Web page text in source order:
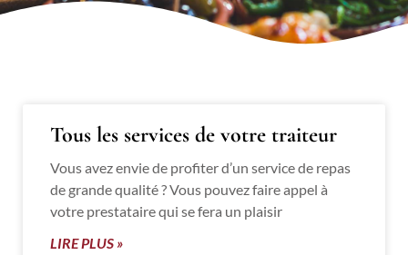
Tous les services de votre traiteur
Vous avez envie de profiter d’un service de repas
de grande qualité ? Vous pouvez faire appel à
votre prestataire qui se fera un plaisir
LIRE PLUS »